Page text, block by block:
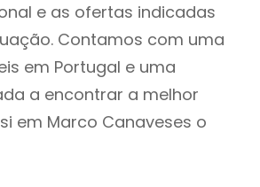
e as ofertas indicadas
Contamos com uma
em Portugal e uma
a encontrar a melhor
em Marco Canaveses o